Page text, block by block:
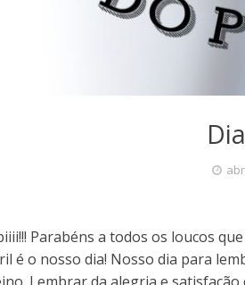
Parabéns a todos os loucos
é o nosso dia! Nosso dia para
Lembrar da alegria e